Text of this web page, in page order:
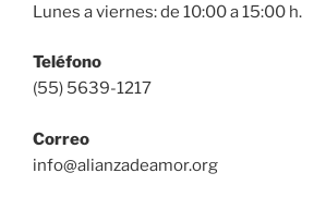
Lunes a viernes: de 10:00 a 15:00 h.
Teléfono
(55) 5639-1217
Correo
info@alianzadeamor.org